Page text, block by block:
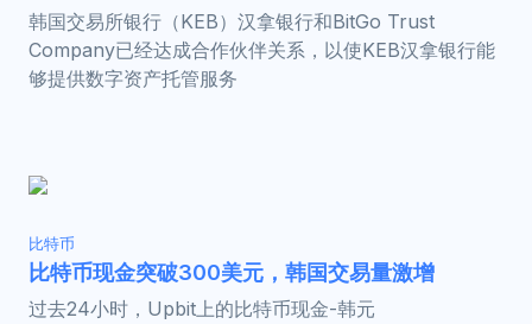
韩国交易所银行（KEB）汉拿银行和BitGo Trust
Company已经达成合作伙伴关系，以使KEB汉拿银行能
够提供数字资产托管服务
比特币
比特币现金突破300美元，韩国交易量激增
过去24小时，Upbit上的比特币现金-韩元